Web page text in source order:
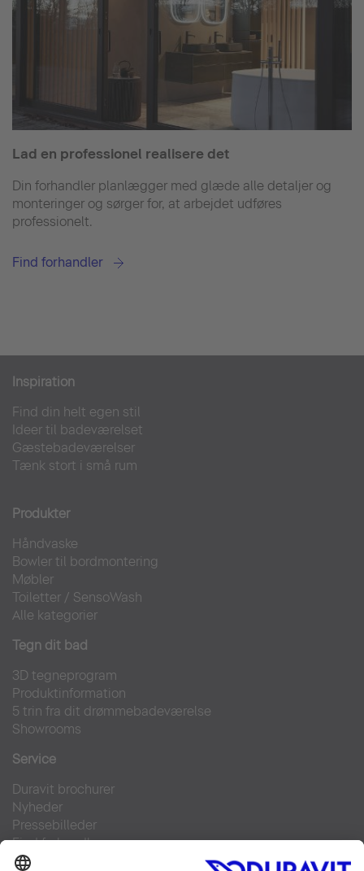
Lad en professionel realisere det
Din forhandler planlægger med glæde alle detaljer og
monteringer og sørger for, at arbejdet udføres
professionelt.
Find forhandler
Inspiration
Find din helt egen stil
Ideer til badeværelset
Gæstebadeværelser
Tænk stort i små rum
Produkter
Håndvaske
Bowler til bordmontering
Møbler
Toiletter / SensoWash
Alle kategorier
Tegn dit bad
3D tegneprogram
Produktinformation
5 trin fra dit drømmebadeværelse
Showrooms
Service
Duravit brochurer
Nyheder
Pressebilleder
Find forhandler
Kontakt